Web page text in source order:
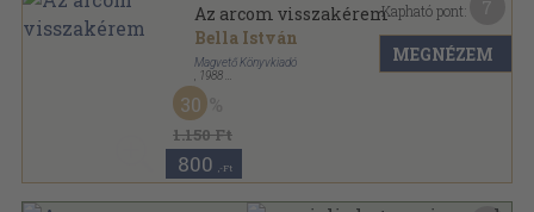
Az arcom visszakérem
Bella István
Magvető Könyvkiadó
1988
Fűzött keménykötés
1.150 Ft
30
800 ,-Ft
Kapható pont:
MEGNÉZEM